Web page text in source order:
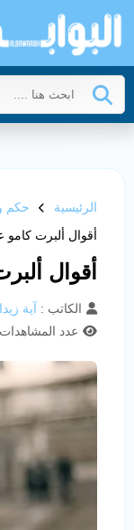
الرئيسية حكم
أقوال ألبرت كامو
أقوال
الكاتب : آية
عدد المشاهدات :